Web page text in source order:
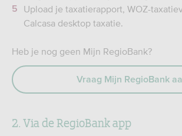
Upload je taxatierapport, WOZ-
Calcasa desktop taxatie.
Heb je nog geen Mijn RegioBank?
Vraag Mijn RegioBank
2. Via de RegioBank app